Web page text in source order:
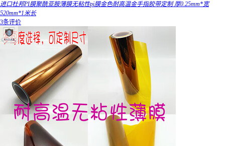
进口杜邦PI膜聚酰亚胺薄膜无粘性pi膜金色耐高温金手指胶带定制 厚0.25mm*宽
520mm*1米长
3条评价